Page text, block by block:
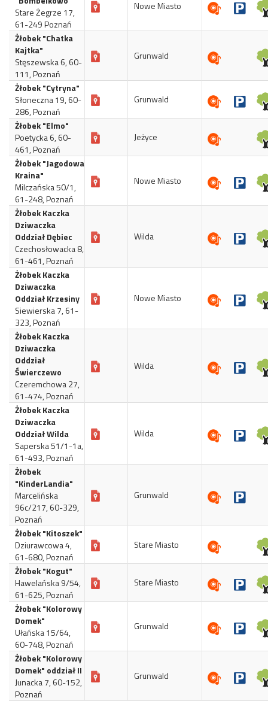
Stare Żegrze 17,
61-249 Poznań
Nowe Miasto
Żłobek "Chatka
Kajtka"
Stęszewska 6, 60-
111, Poznań
Grunwald
Żłobek "Cytryna"
Słoneczna 19, 60-
286, Poznań
Grunwald
Żłobek "Elmo"
Poetycka 6, 60-
461, Poznań
Jeżyce
Żłobek "Jagodowa
Kraina"
Milczańska 50/1,
61-248, Poznań
Nowe Miasto
Żłobek Kaczka
Dziwaczka
Oddział Dębiec
Czechosłowacka 8,
61-461, Poznań
Wilda
Żłobek Kaczka
Dziwaczka
Oddział Krzesiny
Siewierska 7, 61-
323, Poznań
Nowe Miasto
Żłobek Kaczka
Dziwaczka
Oddział
Świerczewo
Czeremchowa 27,
61-474, Poznań
Wilda
Żłobek Kaczka
Dziwaczka
Oddział Wilda
Saperska 51/1-1a,
61-493, Poznań
Wilda
Żłobek
"KinderLandia"
Marcelińska
96c/217, 60-329,
Poznań
Grunwald
Żłobek "Kitoszek"
Dziurawcowa 4,
61-680, Poznań
Stare Miasto
Żłobek "Kogut"
Hawelańska 9/54,
61-625, Poznań
Stare Miasto
Żłobek "Kolorowy
Domek"
Ułańska 15/64,
60-748, Poznań
Grunwald
Żłobek "Kolorowy
Domek" oddział II
Junacka 7, 60-152,
Poznań
Grunwald